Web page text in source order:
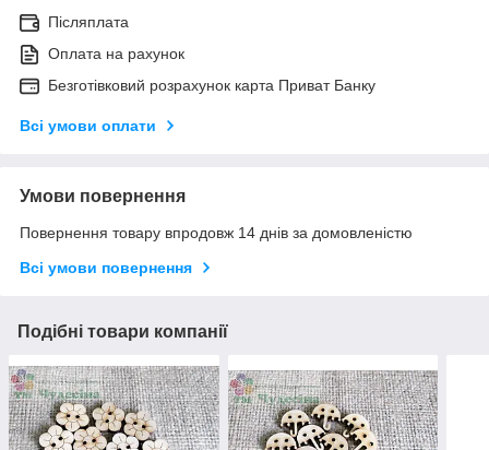
Післяплата
Оплата на рахунок
Безготівковий розрахунок карта Приват Банку
Всі умови оплати
Умови повернення
Повернення товару впродовж 14 днів за домовленістю
Всі умови повернення
Подібні товари компанії